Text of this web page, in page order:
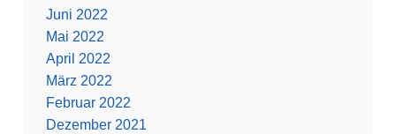
Juni 2022
Mai 2022
April 2022
März 2022
Februar 2022
Dezember 2021